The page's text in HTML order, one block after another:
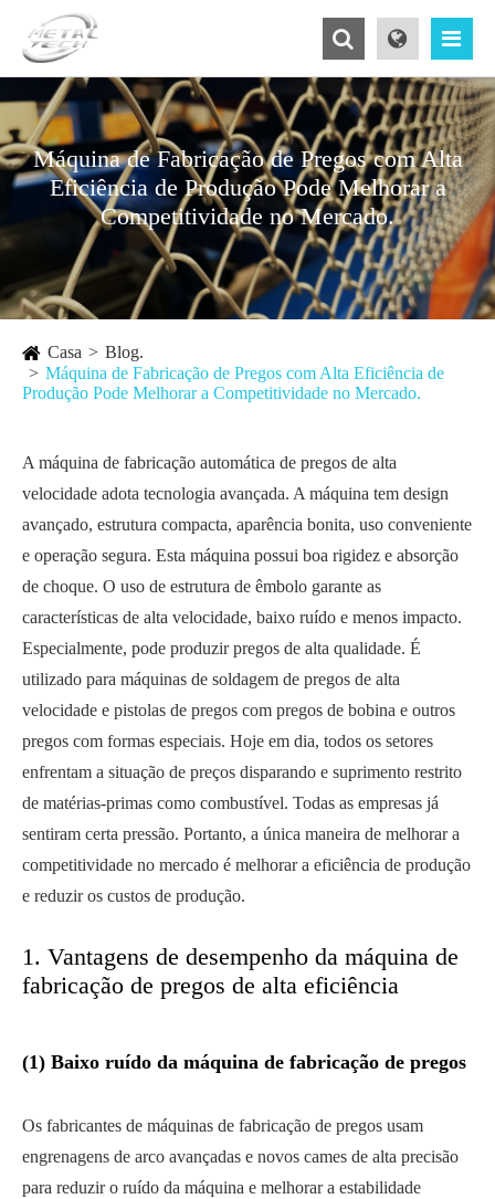
Máquina de Fabricação de Pregos com Alta
Eficiência de Produção Pode Melhorar a
Competitividade no Mercado.
Casa
Blog.
Máquina de Fabricação de Pregos com Alta Eficiência de
Produção Pode Melhorar a Competitividade no Mercado.
A máquina de fabricação automática de pregos de alta
velocidade adota tecnologia avançada. A máquina tem design
avançado, estrutura compacta, aparência bonita, uso conveniente
e operação segura. Esta máquina possui boa rigidez e absorção
de choque. O uso de estrutura de êmbolo garante as
características de alta velocidade, baixo ruído e menos impacto.
Especialmente, pode produzir pregos de alta qualidade. É
utilizado para máquinas de soldagem de pregos de alta
velocidade e pistolas de pregos com pregos de bobina e outros
pregos com formas especiais. Hoje em dia, todos os setores
enfrentam a situação de preços disparando e suprimento restrito
de matérias-primas como combustível. Todas as empresas já
sentiram certa pressão. Portanto, a única maneira de melhorar a
competitividade no mercado é melhorar a eficiência de produção
e reduzir os custos de produção.
1. Vantagens de desempenho da máquina de
fabricação de pregos de alta eficiência
(1) Baixo ruído da máquina de fabricação de pregos
Os fabricantes de máquinas de fabricação de pregos usam
engrenagens de arco avançadas e novos cames de alta precisão
para reduzir o ruído da máquina e melhorar a estabilidade